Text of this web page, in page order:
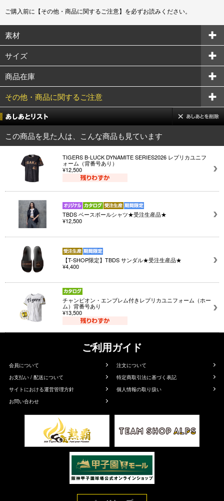
ご購入前に【その他・商品に関するご注意】を必ずお読みください。
素材
サイズ
商品在庫
その他・商品に関するご注意
この商品を見た人は、こんな商品も見ています
TIGERS B-LUCK DYNAMITE SERIES2026 レプリカユニフ
ォーム（背番号あり）
¥12,500
TBDS ベースボールシャツ★受注生産品★
¥12,500
【T-SHOP限定】TBDS サンダル★受注生産品★
¥4,400
チャンピオン・エンブレム付きレプリカユニフォーム（ホー
ム）背番号あり
¥13,500
ご利用ガイド
会員について
注文について
お支払い / 配送について
特定商取引法に基づく表記
サイトにおける運営管理方針
個人情報の取り扱い
お問い合わせ